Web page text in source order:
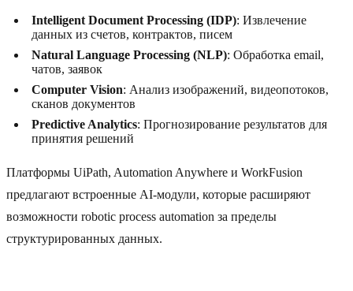
Intelligent Document Processing (IDP): Извлечение
данных из счетов, контрактов, писем
Natural Language Processing (NLP): Обработка email,
чатов, заявок
Computer Vision: Анализ изображений, видеопотоков,
сканов документов
Predictive Analytics: Прогнозирование результатов для
принятия решений
Платформы UiPath, Automation Anywhere и WorkFusion
предлагают встроенные AI-модули, которые расширяют
возможности robotic process automation за пределы
структурированных данных.